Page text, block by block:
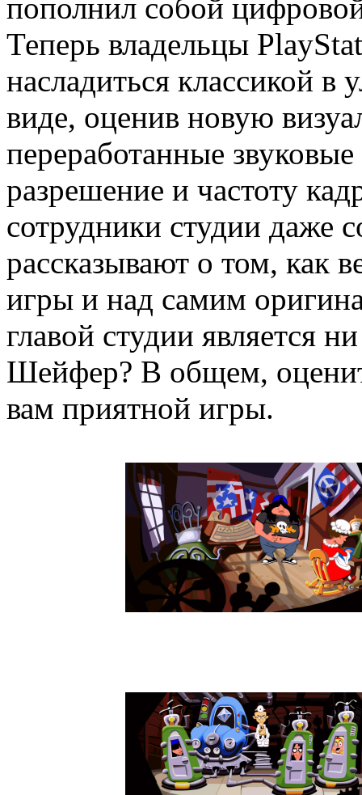
пополнил собой
Теперь владельцы
насладиться классикой
виде, оценив новую
переработанные
разрешение и частоту
сотрудники студии даже
рассказывают о том, как
игры и над самим
главой студии является
Шейфер? В общем,
вам приятной игры.